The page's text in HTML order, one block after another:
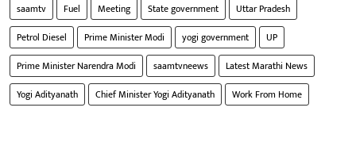
saamtv Fuel Meeting State government
Uttar Pradesh
Petrol Diesel
Prime Minister Modi yogi government
UP
Prime Minister Narendra Modi
saamtvneews
Latest Marathi News
Yogi Adityanath
Chief Minister Yogi Adityanath Work From Home